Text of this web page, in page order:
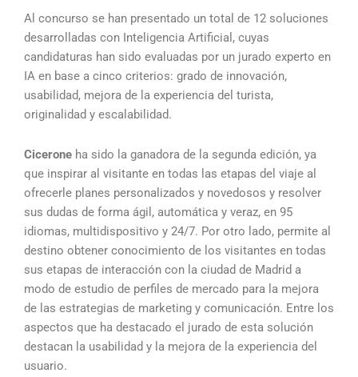
Al concurso se han presentado un total de 12 soluciones
desarrolladas con Inteligencia Artificial, cuyas
candidaturas han sido evaluadas por un jurado experto en
IA en base a cinco criterios: grado de innovación,
usabilidad, mejora de la experiencia del turista,
originalidad y escalabilidad.
Cicerone ha sido la ganadora de la segunda edición, ya
que inspirar al visitante en todas las etapas del viaje al
ofrecerle planes personalizados y novedosos y resolver
sus dudas de forma ágil, automática y veraz, en 95
idiomas, multidispositivo y 24/7. Por otro lado, permite al
destino obtener conocimiento de los visitantes en todas
sus etapas de interacción con la ciudad de Madrid a
modo de estudio de perfiles de mercado para la mejora
de las estrategias de marketing y comunicación. Entre los
aspectos que ha destacado el jurado de esta solución
destacan la usabilidad y la mejora de la experiencia del
usuario.